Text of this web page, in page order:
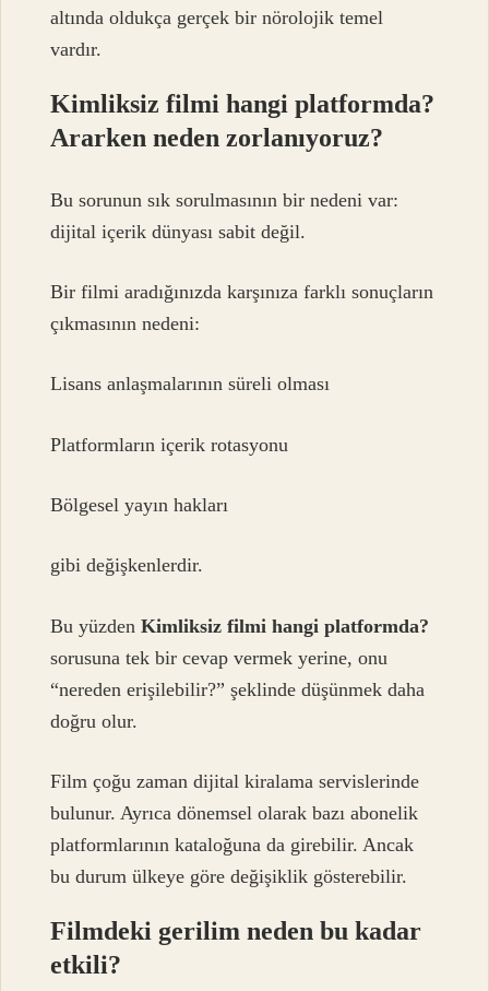
altında oldukça gerçek bir nörolojik temel
vardır.
Kimliksiz filmi hangi platformda?
Ararken neden zorlanıyoruz?
Bu sorunun sık sorulmasının bir nedeni var:
dijital içerik dünyası sabit değil.
Bir filmi aradığınızda karşınıza farklı sonuçların
çıkmasının nedeni:
Lisans anlaşmalarının süreli olması
Platformların içerik rotasyonu
Bölgesel yayın hakları
gibi değişkenlerdir.
Bu yüzdenKimliksiz filmi hangi platformda?
sorusuna tek bir cevap vermek yerine, onu
“nereden erişilebilir?” şeklinde düşünmek daha
doğru olur.
Film çoğu zaman dijital kiralama servislerinde
bulunur. Ayrıca dönemsel olarak bazı abonelik
platformlarının kataloğuna da girebilir. Ancak
bu durum ülkeye göre değişiklik gösterebilir.
Filmdeki gerilim neden bu kadar
etkili?